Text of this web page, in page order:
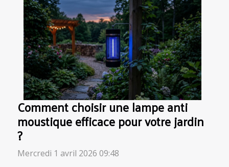
Comment choisir une lampe anti
moustique efficace pour votre jardin
?
Mercredi 1 avril 2026 09:48